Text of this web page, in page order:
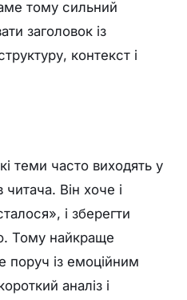
тому сильний
заголовок із
контекст і
теми часто виходять у
Він хоче і
і зберегти
Тому найкраще
поруч із емоційним
аналіз і